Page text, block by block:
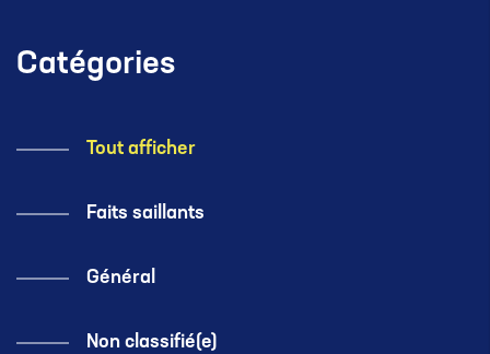
Catégories
Tout afficher
Faits saillants
Général
Non classifié(e)